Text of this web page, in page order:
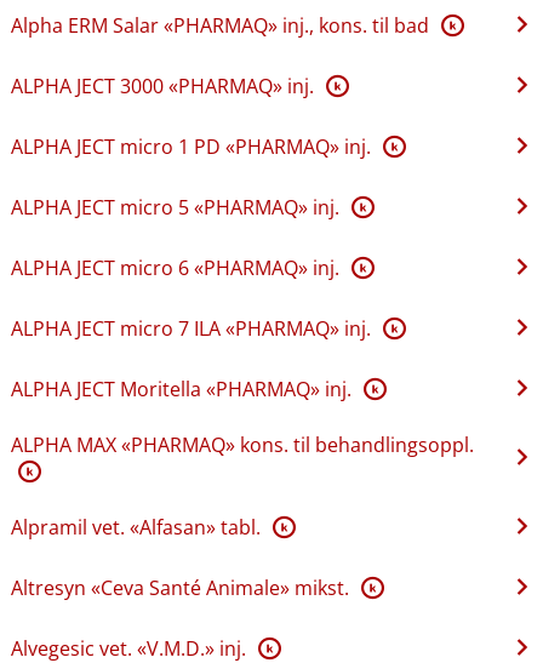
Alpha ERM Salar «PHARMAQ» inj., kons. til bad K
ALPHA JECT 3000 «PHARMAQ» inj. K
ALPHA JECT micro 1 PD «PHARMAQ» inj. K
ALPHA JECT micro 5 «PHARMAQ» inj. K
ALPHA JECT micro 6 «PHARMAQ» inj. K
ALPHA JECT micro 7 ILA «PHARMAQ» inj. K
ALPHA JECT Moritella «PHARMAQ» inj. K
ALPHA MAX «PHARMAQ» kons. til behandlingsoppl.
K
Alpramil vet. «Alfasan» tabl. K
Altresyn «Ceva Santé Animale» mikst. K
Alvegesic vet. «V.M.D.» inj. K